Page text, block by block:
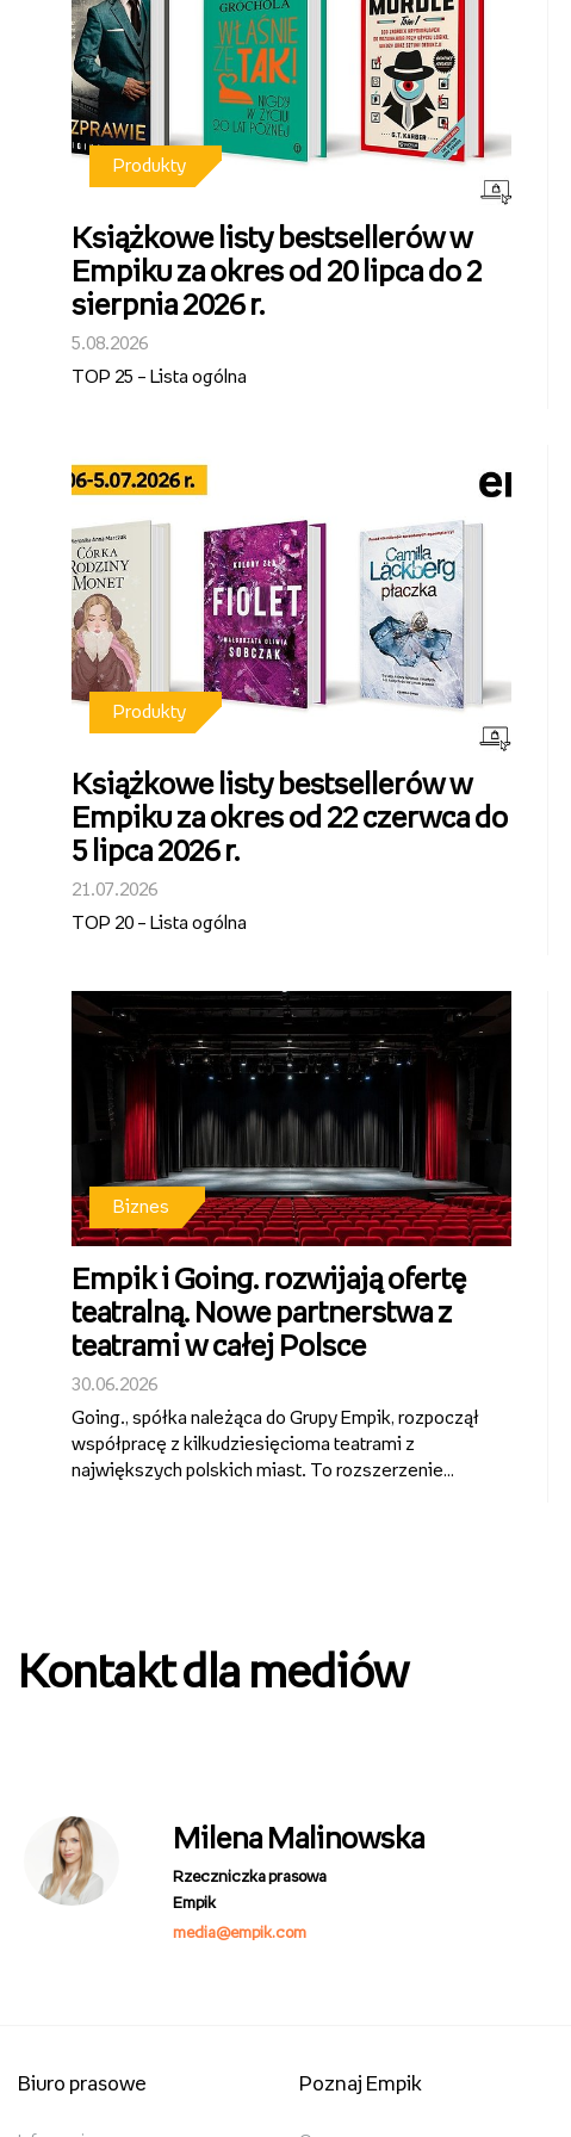
Produkty
Książkowe listy bestsellerów w
Empiku za okres od 20 lipca do 2
sierpnia 2026 r.
5.08.2026
TOP 25 – Lista ogólna
Produkty
Książkowe listy bestsellerów w
Empiku za okres od 22 czerwca do
5 lipca 2026 r.
21.07.2026
TOP 20 – Lista ogólna
Biznes
Empik i Going. rozwijają ofertę
teatralną. Nowe partnerstwa z
teatrami w całej Polsce
30.06.2026
Going., spółka należąca do Grupy Empik, rozpoczął
współpracę z kilkudziesięcioma teatrami z
największych polskich miast. To rozszerzenie
Kontakt dla mediów
Milena Malinowska
Rzeczniczka prasowa
Empik
media@empik.com
Biuro prasowe Poznaj Empik